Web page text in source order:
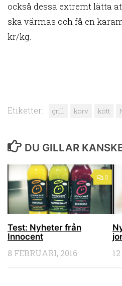
också dessa extremt lätta
ska värmas och få en
kr/kg.
Etiketter: grill korv kött
DU GILLAR
0
Test: Nyheter från
Innocent
8 FEBRUARI, 2016